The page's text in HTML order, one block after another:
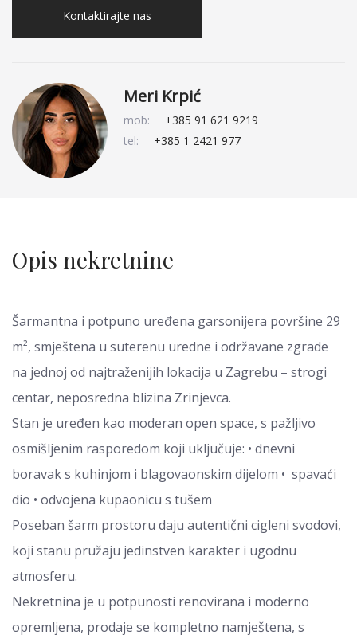
Kontaktirajte nas
Meri Krpić
mob:
+385 91 621 9219
tel:
+385 1 2421 977
Opis nekretnine
Šarmantna i potpuno uređena garsonijera površine 29
m², smještena u suterenu uredne i održavane zgrade
na jednoj od najtraženijih lokacija u Zagrebu – strogi
centar, neposredna blizina Zrinjevca.
Stan je uređen kao moderan open space, s pažljivo
osmišljenim rasporedom koji uključuje: • dnevni
boravak s kuhinjom i blagovaonskim dijelom • spavaći
dio • odvojena kupaonicu s tušem
Poseban šarm prostoru daju autentični cigleni svodovi,
koji stanu pružaju jedinstven karakter i ugodnu
atmosferu.
Nekretnina je u potpunosti renovirana i moderno
opremljena, prodaje se kompletno namještena, s